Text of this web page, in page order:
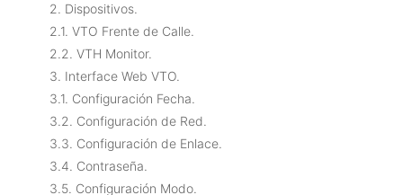
2. Dispositivos.
2.1. VTO Frente de Calle.
2.2. VTH Monitor.
3. Interface Web VTO.
3.1. Configuración Fecha.
3.2. Configuración de Red.
3.3. Configuración de Enlace.
3.4. Contraseña.
3.5. Configuración Modo.